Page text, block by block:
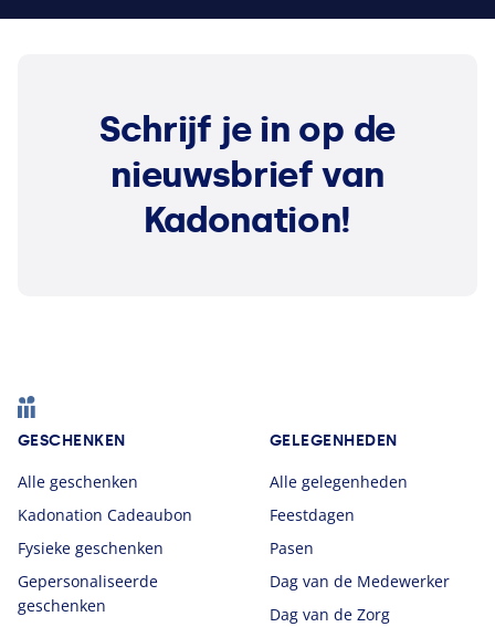
Schrijf je in op de
nieuwsbrief van
Kadonation!
Footer
GESCHENKEN
Alle geschenken
Kadonation Cadeaubon
Fysieke geschenken
Gepersonaliseerde
geschenken
GELEGENHEDEN
Alle gelegenheden
Feestdagen
Pasen
Dag van de Medewerker
Dag van de Zorg